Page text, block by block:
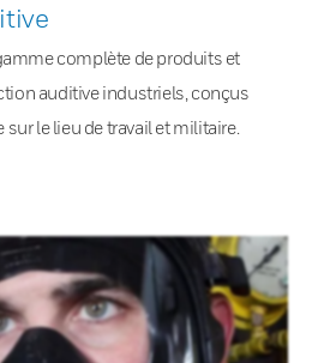
complète de produits et
auditive industriels, conçus
le lieu de travail et militaire.